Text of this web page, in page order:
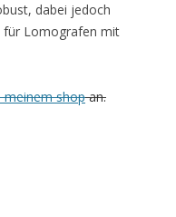
dabei jedoch
für Lomografen mit
meinem shopan.